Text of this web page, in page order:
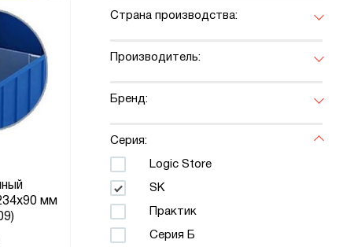
мм
Страна производства:
Производитель:
Бренд:
Серия:
Logic Store
SK
Практик
Серия Б